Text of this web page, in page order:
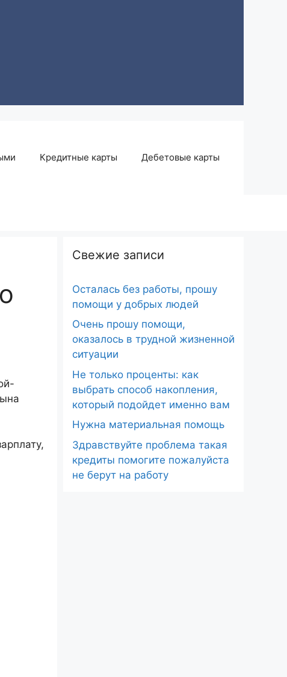
Кредитные карты Дебетовые карты
Свежие записи
Осталась без работы, прошу
помощи у добрых людей
Очень прошу помощи,
оказалось в трудной жизненной
ситуации
Не только проценты: как
выбрать способ накопления,
который подойдет именно вам
Нужна материальная помощь
Здравствуйте проблема такая
кредиты помогите пожалуйста
не берут на работу